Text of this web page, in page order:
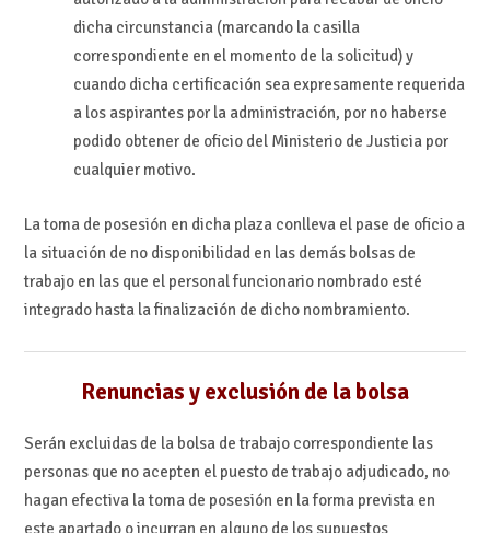
dicha circunstancia (marcando la casilla
correspondiente en el momento de la solicitud) y
cuando dicha certificación sea expresamente requerida
a los aspirantes por la administración, por no haberse
podido obtener de oficio del Ministerio de Justicia por
cualquier motivo.
La toma de posesión en dicha plaza conlleva el pase de oficio a
la situación de no disponibilidad en las demás bolsas de
trabajo en las que el personal funcionario nombrado esté
integrado hasta la finalización de dicho nombramiento.
Renuncias y exclusión de la bolsa
Serán excluidas de la bolsa de trabajo correspondiente las
personas que no acepten el puesto de trabajo adjudicado, no
hagan efectiva la toma de posesión en la forma prevista en
este apartado o incurran en alguno de los supuestos